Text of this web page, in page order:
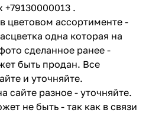
.
цветовом ассортименте -
одна которая на
сделанное ранее -
быть продан. Все
и уточняйте.
сайте разное - уточняйте.
не быть - так как в связи